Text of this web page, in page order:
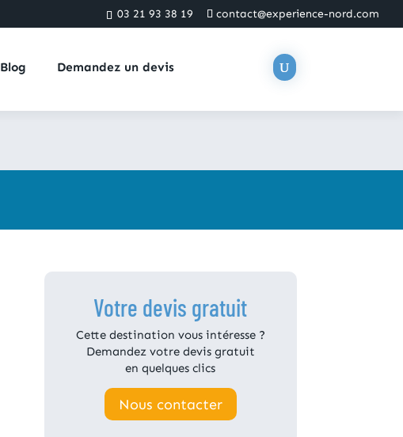
03 21 93 38 19 contact@experience-nord.com
Blog Demandez un devis
Votre devis gratuit
Cette destination vous intéresse ?
Demandez votre devis gratuit
en quelques clics
Nous contacter